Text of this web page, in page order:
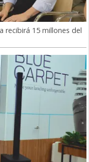
recibirá 15 millones del